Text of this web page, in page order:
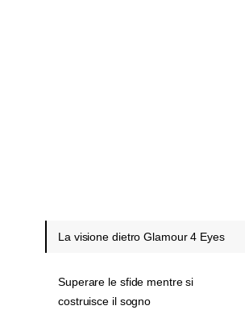
La visione dietro Glamour 4 Eyes
Superare le sfide mentre si
costruisce il sogno